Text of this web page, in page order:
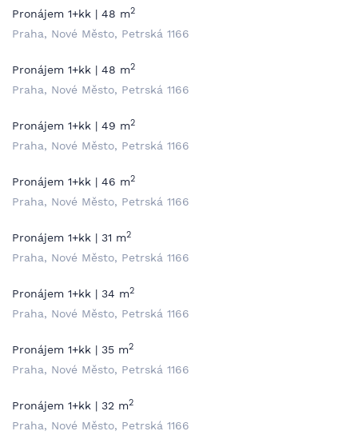
Pronájem 1+kk | 48 m2
Praha, Nové Město, Petrská 1166
Pronájem 1+kk | 48 m2
Praha, Nové Město, Petrská 1166
Pronájem 1+kk | 49 m2
Praha, Nové Město, Petrská 1166
Pronájem 1+kk | 46 m2
Praha, Nové Město, Petrská 1166
Pronájem 1+kk | 31 m2
Praha, Nové Město, Petrská 1166
Pronájem 1+kk | 34 m2
Praha, Nové Město, Petrská 1166
Pronájem 1+kk | 35 m2
Praha, Nové Město, Petrská 1166
Pronájem 1+kk | 32 m2
Praha, Nové Město, Petrská 1166